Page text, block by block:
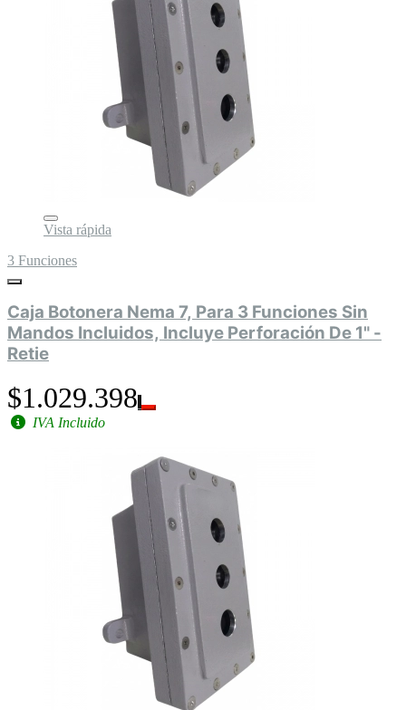
Vista rápida
3 Funciones
Caja Botonera Nema 7, Para 3 Funciones Sin
Mandos Incluidos, Incluye Perforación De 1" -
Retie
$1.029.398
IVA Incluido